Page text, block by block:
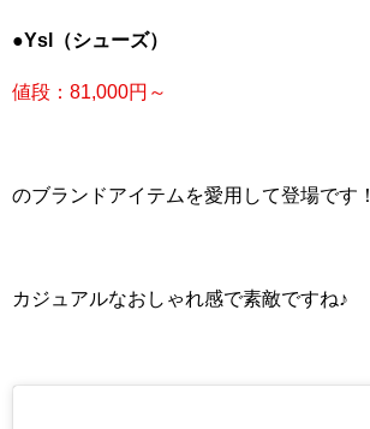
●Ysl（シューズ）
値段：81,000円～
のブランドアイテムを愛用して登場です！
カジュアルなおしゃれ感で素敵ですね♪